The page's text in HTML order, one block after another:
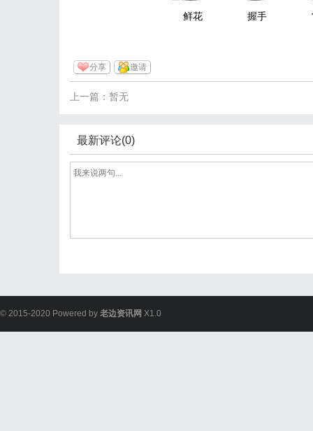
鲜花 握手
分享 邀请
上一篇：暂无
最新评论(0)
© 2015-2020 Powered by 老边资讯网 X1.0